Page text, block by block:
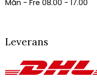
Mån - Fre 08.00 - 17.00
Leverans